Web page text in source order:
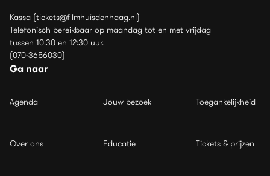
Kassa (tickets@filmhuisdenhaag.nl)
Telefonisch bereikbaar op maandag tot en met vrijdag
tussen 10:30 en 12:30 uur.
(070-3656030)
Ga naar
Agenda Jouw bezoek Toegankelijkheid
Over ons Educatie Tickets & prijzen